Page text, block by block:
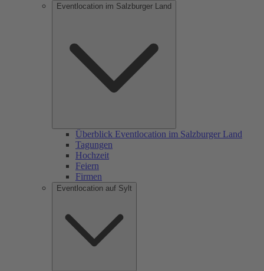
Eventlocation im Salzburger Land
Überblick Eventlocation im Salzburger Land
Tagungen
Hochzeit
Feiern
Firmen
Eventlocation auf Sylt